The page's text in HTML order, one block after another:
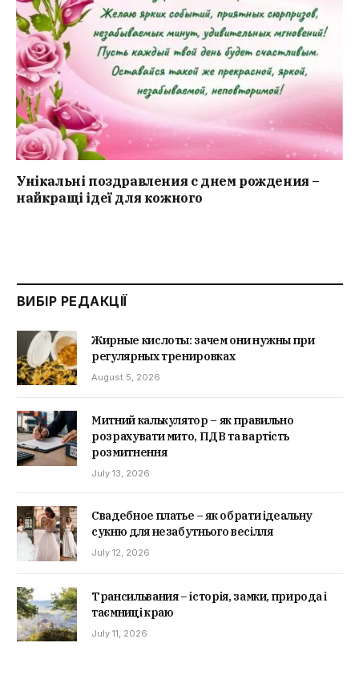
Унікальні поздравления с днем рождения –
найкращі ідеї для кожного
ВИБІР РЕДАКЦІЇ
Жирные кислоты: зачем они нужны при
регулярных тренировках
August 5, 2026
Митний калькулятор – як правильно
розрахувати мито, ПДВ та вартість
розмитнення
July 13, 2026
Свадебное платье – як обрати ідеальну
сукню для незабутнього весілля
July 12, 2026
Трансильвания – історія, замки, природа і
таємниці краю
July 11, 2026